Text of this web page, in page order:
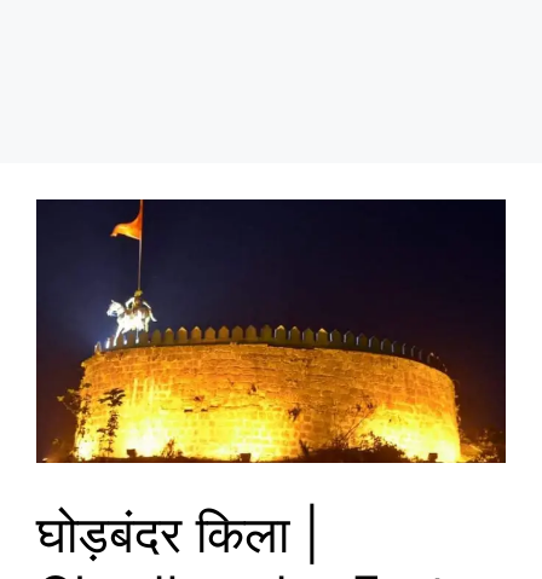
घोड़बंदर किला |